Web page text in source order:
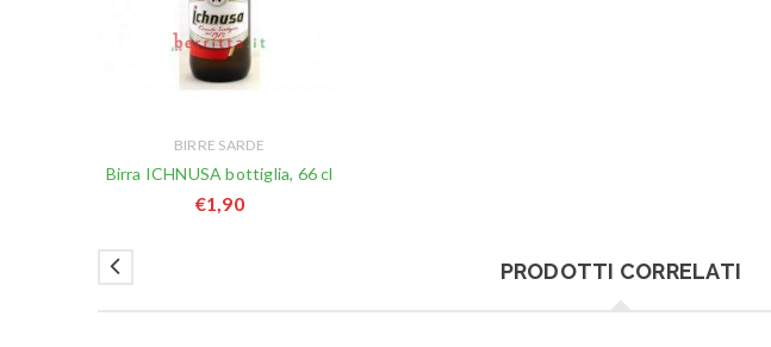
BIRRE SARDE
Birra ICHNUSA bottiglia, 66 cl
€1,90
PRODOTTI CORRELATI